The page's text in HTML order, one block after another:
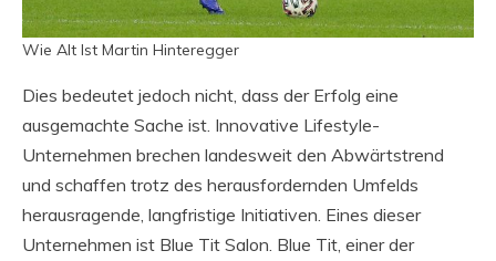
Wie Alt Ist Martin Hinteregger
Dies bedeutet jedoch nicht, dass der Erfolg eine
ausgemachte Sache ist. Innovative Lifestyle-
Unternehmen brechen landesweit den Abwärtstrend
und schaffen trotz des herausfordernden Umfelds
herausragende, langfristige Initiativen. Eines dieser
Unternehmen ist Blue Tit Salon. Blue Tit, einer der